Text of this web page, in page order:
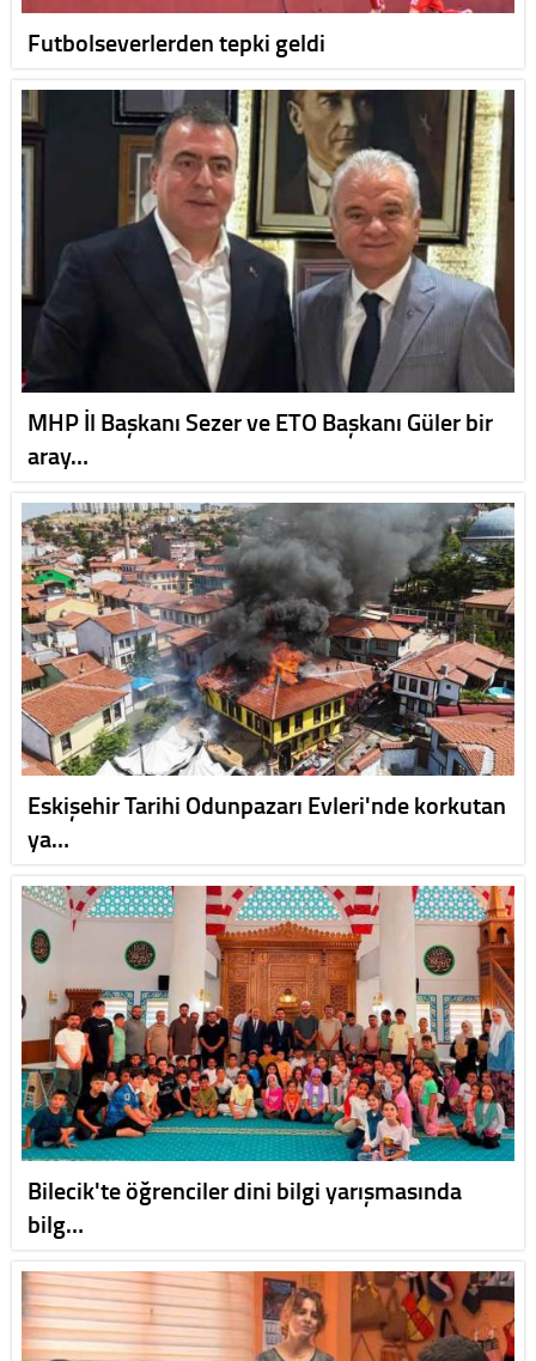
Futbolseverlerden tepki geldi
MHP İl Başkanı Sezer ve ETO Başkanı Güler bir
aray…
Eskişehir Tarihi Odunpazarı Evleri'nde korkutan
ya…
Bilecik'te öğrenciler dini bilgi yarışmasında
bilg…